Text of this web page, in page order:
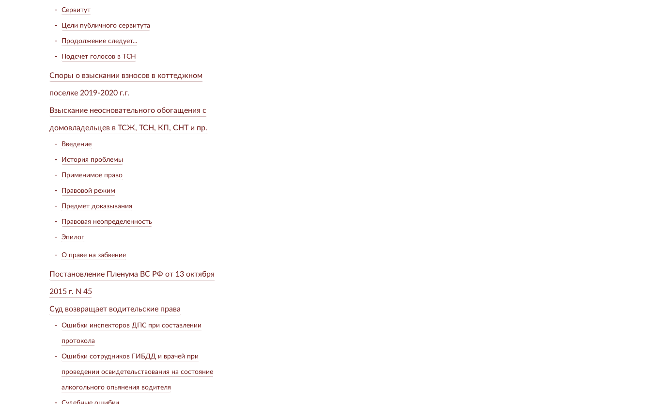
Сервитут
Цели публичного сервитута
Продолжение следует...
Подсчет голосов в ТСН
Споры о взыскании взносов в коттеджном
поселке 2019-2020 г.г.
Взыскание неосновательного обогащения с
домовладельцев в ТСЖ, ТСН, КП, СНТ и пр.
Введение
История проблемы
Применимое право
Правовой режим
Предмет доказывания
Правовая неопределенность
Эпилог
О праве на забвение
Постановление Пленума ВС РФ от 13 октября
2015 г. N 45
Суд возвращает водительские права
Ошибки инспекторов ДПС при составлении
протокола
Ошибки сотрудников ГИБДД и врачей при
проведении освидетельствования на состояние
алкогольного опьянения водителя
Судебные ошибки